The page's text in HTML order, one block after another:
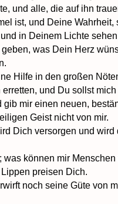
und alle, die auf ihn
ist, und Deine
in Deinem Lichte
was Dein Herz
Hilfe in den großen
und Du sollst
mir einen neuen,
Geist nicht von mir.
Dich versorgen und
was können mir Menschen
preisen Dich.
noch seine Güte von